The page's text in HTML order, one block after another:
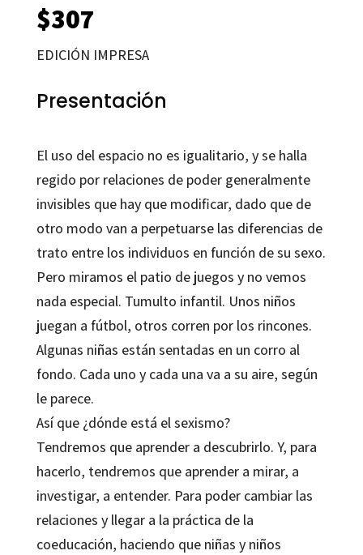
$307
EDICIÓN IMPRESA
Presentación
El uso del espacio no es igualitario, y se halla
regido por relaciones de poder generalmente
invisibles que hay que modificar, dado que de
otro modo van a perpetuarse las diferencias de
trato entre los individuos en función de su sexo.
Pero miramos el patio de juegos y no vemos
nada especial. Tumulto infantil. Unos niños
juegan a fútbol, otros corren por los rincones.
Algunas niñas están sentadas en un corro al
fondo. Cada uno y cada una va a su aire, según
le parece.
Así que ¿dónde está el sexismo?
Tendremos que aprender a descubrirlo. Y, para
hacerlo, tendremos que aprender a mirar, a
investigar, a entender. Para poder cambiar las
relaciones y llegar a la práctica de la
coeducación, haciendo que niñas y niños